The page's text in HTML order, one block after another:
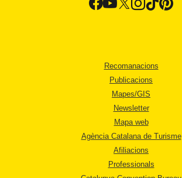
Recomanacions
Publicacions
Mapes/GIS
Newsletter
Mapa web
Agència Catalana de Turisme
Afiliacions
Professionals